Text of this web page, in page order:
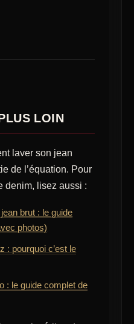
LOIN
laver son jean
de l’équation. Pour
denim, lisez aussi :
brut : le guide
photos)
: pourquoi c’est le
: le guide complet de